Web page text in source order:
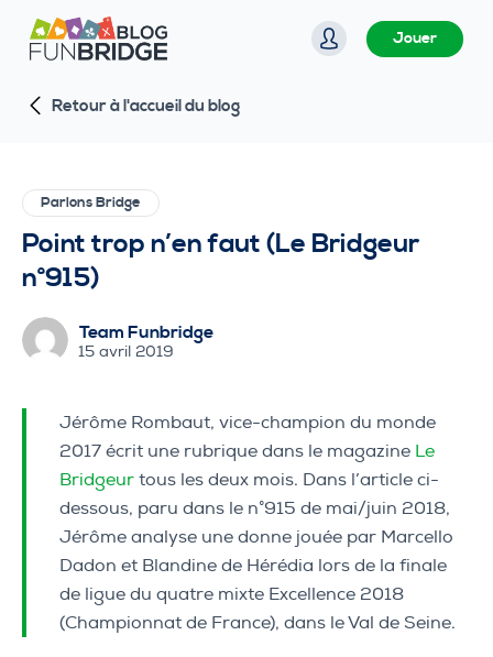
P
a
s
a
c
o
t
Jouer
Retour à l'accueil du blog
Parlons Bridge
Point trop n’en faut (Le Bridgeur
n°915)
Team Funbridge
15 avril 2019
Jérôme Rombaut, vice-champion du monde
2017 écrit une rubrique dans le magazine Le
Bridgeur tous les deux mois. Dans l’article ci-
dessous, paru dans le n°915 de mai/juin 2018,
Jérôme analyse une donne jouée par Marcello
Dadon et Blandine de Hérédia lors de la finale
de ligue du quatre mixte Excellence 2018
(Championnat de France), dans le Val de Seine.